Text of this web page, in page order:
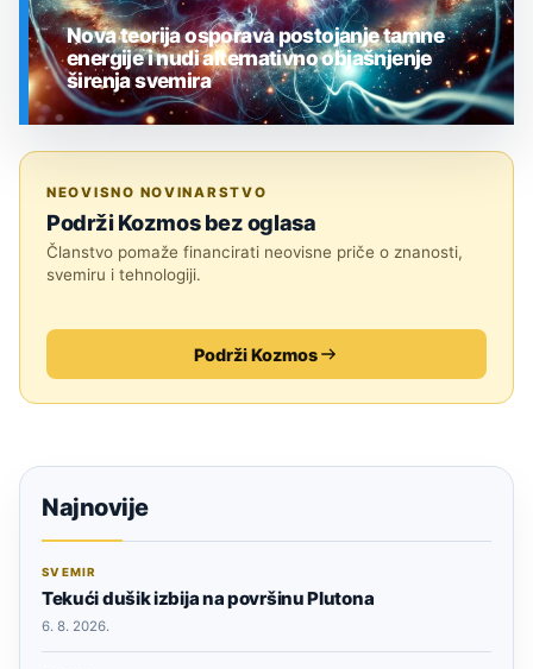
Nova teorija osporava postojanje tamne
energije i nudi alternativno objašnjenje
širenja svemira
NEOVISNO NOVINARSTVO
Podrži Kozmos bez oglasa
Članstvo pomaže financirati neovisne priče o znanosti,
svemiru i tehnologiji.
Podrži Kozmos
Najnovije
SVEMIR
Tekući dušik izbija na površinu Plutona
6. 8. 2026.